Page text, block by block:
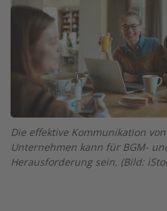
Die effektive Kommunikation
Unternehmen kann für BGM-
Herausforderung sein. (Bild: